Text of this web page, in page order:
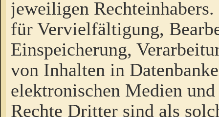
jeweiligen
für Vervielfältigung,
Einspeicherung,
von Inhalten in
elektronischen Medien
Rechte Dritter sind als